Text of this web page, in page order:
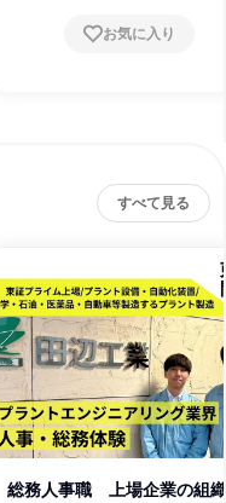
お気に入り
すべて見る
総務人事職 上場企業の組